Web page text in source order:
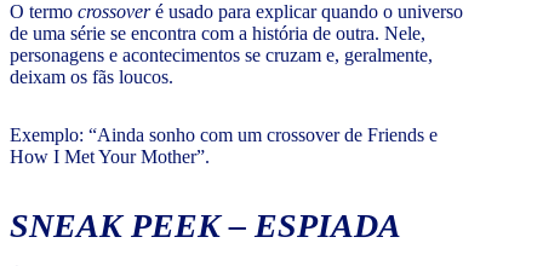
O termo crossoveré usado para explicar quando o universo
de uma série se encontra com a história de outra. Nele,
personagens e acontecimentos se cruzam e, geralmente,
deixam os fãs loucos.
Exemplo: “Ainda sonho com um crossover de Friends e
How I Met Your Mother”.
SNEAK PEEK– ESPIADA